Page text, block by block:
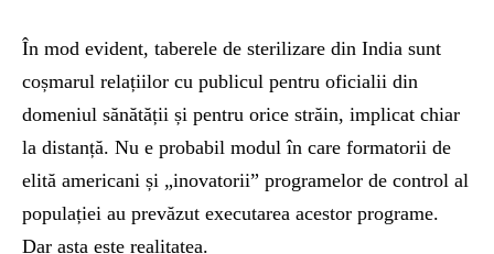
În mod evident, taberele de sterilizare din India sunt
coșmarul relațiilor cu publicul pentru oficialii din
domeniul sănătății și pentru orice străin, implicat chiar
la distanță. Nu e probabil modul în care formatorii de
elită americani și „inovatorii” programelor de control al
populației au prevăzut executarea acestor programe.
Dar asta este realitatea.